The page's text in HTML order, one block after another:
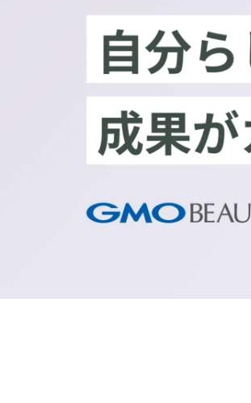
若島 澪
GMOビューティー株式会社 / 管理部